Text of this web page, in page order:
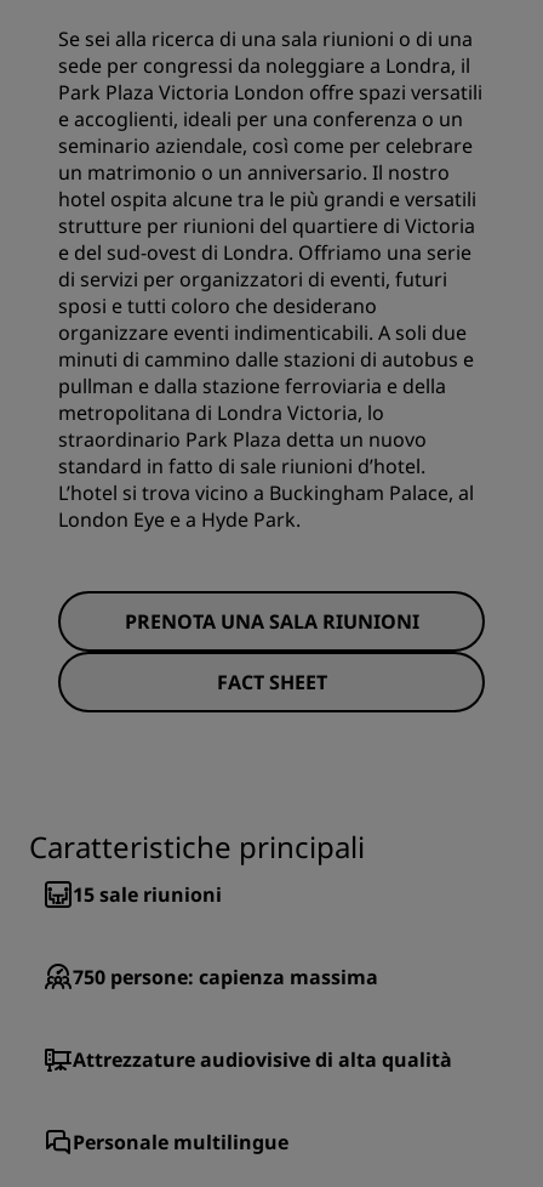
Se sei alla ricerca di una sala riunioni o di una
sede per congressi da noleggiare a Londra, il
Park Plaza Victoria London offre spazi versatili
e accoglienti, ideali per una conferenza o un
seminario aziendale, così come per celebrare
un matrimonio o un anniversario. Il nostro
hotel ospita alcune tra le più grandi e versatili
strutture per riunioni del quartiere di Victoria
e del sud-ovest di Londra. Offriamo una serie
di servizi per organizzatori di eventi, futuri
sposi e tutti coloro che desiderano
organizzare eventi indimenticabili. A soli due
minuti di cammino dalle stazioni di autobus e
pullman e dalla stazione ferroviaria e della
metropolitana di Londra Victoria, lo
straordinario Park Plaza detta un nuovo
standard in fatto di sale riunioni d’hotel.
L’hotel si trova vicino a Buckingham Palace, al
London Eye e a Hyde Park.
PRENOTA UNA SALA RIUNIONI
FACT SHEET
Caratteristiche principali
15sale riunioni
750 persone: capienza massima
Attrezzature audiovisive di alta qualità
Personale multilingue